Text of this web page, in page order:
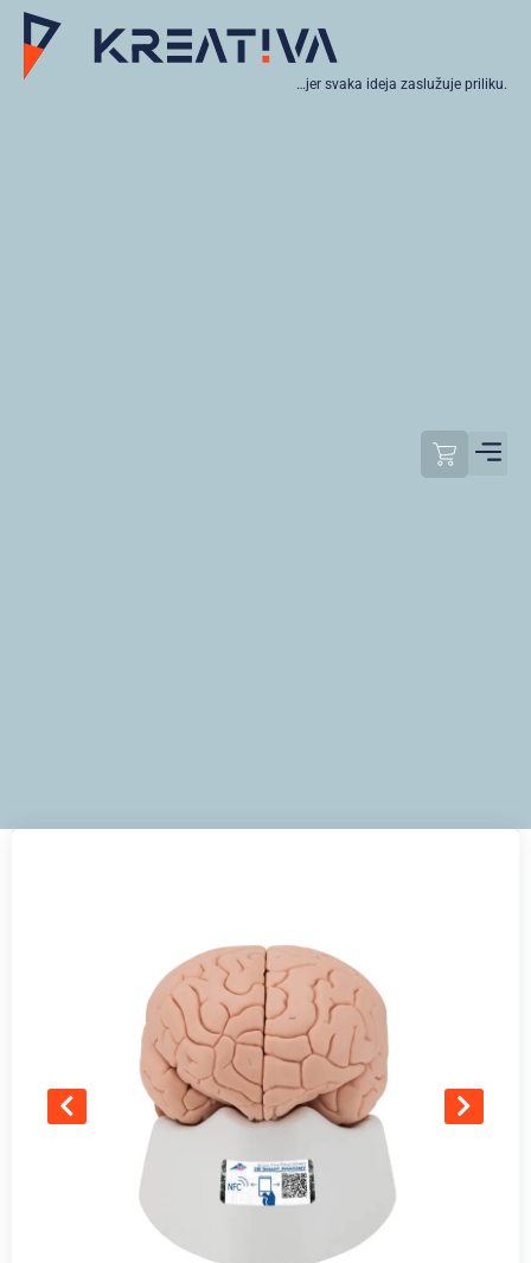
…jer svaka ideja zaslužuje priliku.